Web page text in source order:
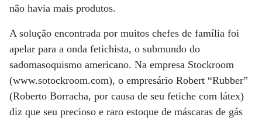
não havia mais produtos.
A solução encontrada por muitos chefes de família foi
apelar para a onda fetichista, o submundo do
sadomasoquismo americano. Na empresa Stockroom
(www.sotockroom.com), o empresário Robert “Rubber”
(Roberto Borracha, por causa de seu fetiche com látex)
diz que seu precioso e raro estoque de máscaras de gás